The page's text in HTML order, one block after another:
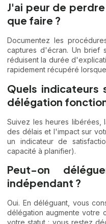
J'ai peur de
que faire ?
Documentez les
captures d'écran. Un brief
réduisent la durée
rapidement récupéré
Quels indicateurs
délégation
Suivez les heures libérées,
des délais et l'impact sur
un indicateur de
capacité à planifier).
Peut-on
indépendant ?
Oui. En déléguant, vous
délégation augmente votre